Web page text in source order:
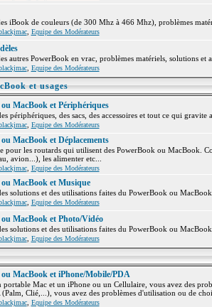
iBook de couleurs (de 300 Mhz à 466 Mhz), problèmes
, Equipe des Modérateurs
autres PowerBook en vrac, problèmes matériels, solutions et
, Equipe des Modérateurs
et usages
MacBook et Périphériques
périphériques, des sacs, des accessoires et tout ce qui
, Equipe des Modérateurs
MacBook et Déplacements
pour les routards qui utilisent des PowerBook ou MacBook.
avion...), les alimenter etc...
, Equipe des Modérateurs
MacBook et Musique
solutions et des utilisations faites du PowerBook ou
, Equipe des Modérateurs
MacBook et Photo/Vidéo
solutions et des utilisations faites du PowerBook ou
, Equipe des Modérateurs
MacBook et iPhone/Mobile/PDA
portable Mac et un iPhone ou un Cellulaire, vous avez des
(Palm, Clié,...), vous avez des problèmes d'utilisation ou de
, Equipe des Modérateurs